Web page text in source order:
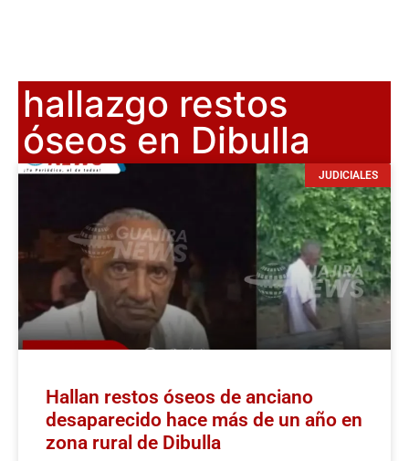
hallazgo restos
óseos en Dibulla
JUDICIALES
Hallan restos óseos de anciano
desaparecido hace más de un año en
zona rural de Dibulla